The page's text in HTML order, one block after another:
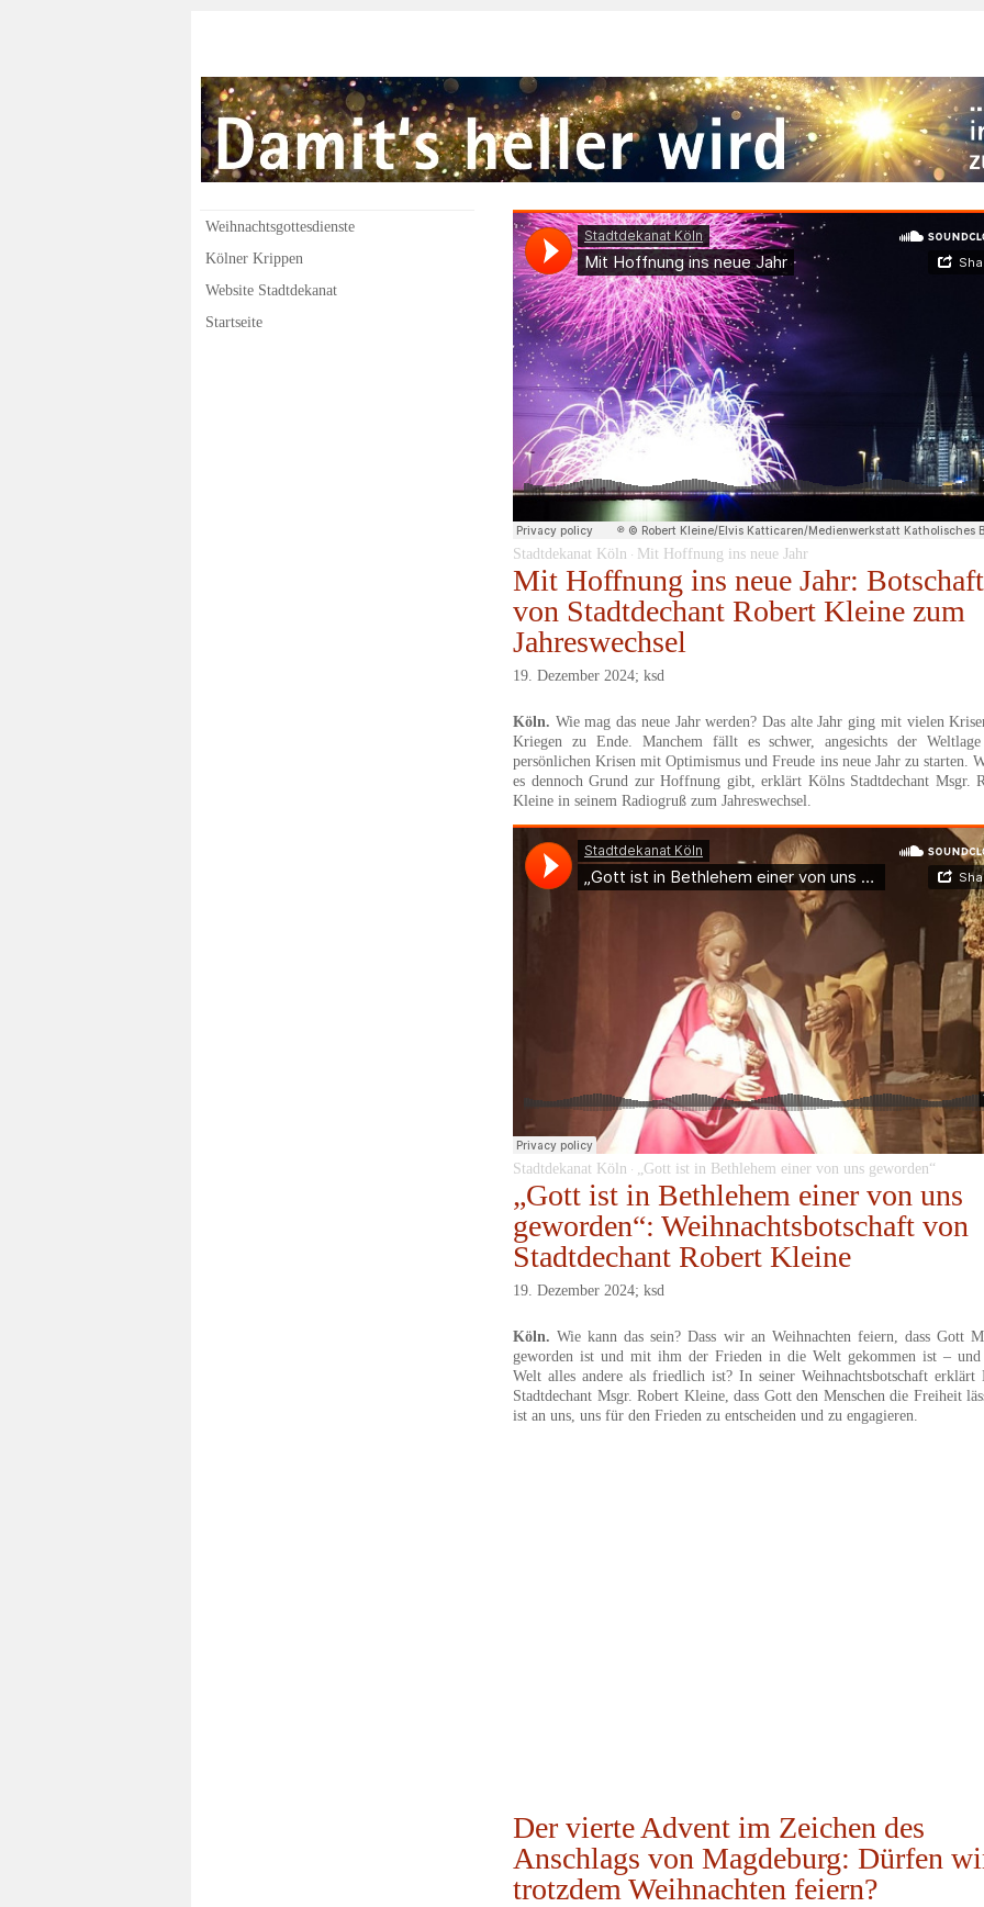
Weihnachtsgottesdienste
Kölner Krippen
Website Stadtdekanat
Startseite
Stadtdekanat Köln · Mit Hoffnung ins neue Jahr
Mit Hoffnung ins neue Jahr: Botschaft
von Stadtdechant Robert Kleine zum
Jahreswechsel
19. Dezember 2024; ksd
Köln. Wie mag das neue Jahr werden? Das alte Jahr ging mit vielen
Kriegen zu Ende. Manchem fällt es schwer, angesichts der
persönlichen Krisen mit Optimismus und Freude ins neue Jahr zu starten.
es dennoch Grund zur Hoffnung gibt, erklärt Kölns Stadtdechant Msgr.
Kleine in seinem Radiogruß zum Jahreswechsel.
Stadtdekanat Köln · „Gott ist in Bethlehem einer von uns geworden“
„Gott ist in Bethlehem einer von uns
geworden“: Weihnachtsbotschaft von
Stadtdechant Robert Kleine
19. Dezember 2024; ksd
Köln. Wie kann das sein? Dass wir an Weihnachten feiern, dass Gott
geworden ist und mit ihm der Frieden in die Welt gekommen ist – und
Welt alles andere als friedlich ist? In seiner Weihnachtsbotschaft erklärt
Stadtdechant Msgr. Robert Kleine, dass Gott den Menschen die Freiheit
ist an uns, uns für den Frieden zu entscheiden und zu engagieren.
Der vierte Advent im Zeichen des
Anschlags von Magdeburg: Dürfen
trotzdem Weihnachten feiern?